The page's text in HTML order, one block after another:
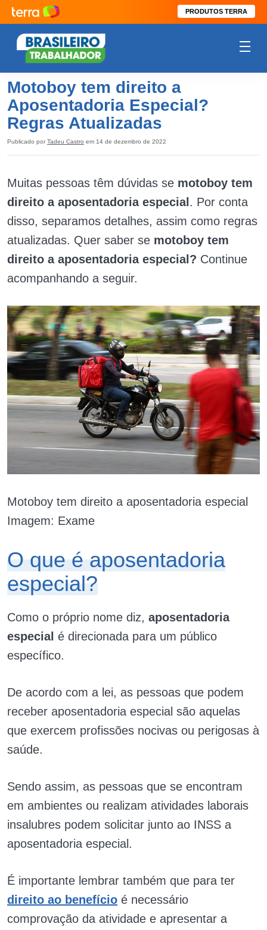
PRODUTOS TERRA
Motoboy tem direito a
Aposentadoria Especial?
Regras Atualizadas
Publicado por Tadeu Castro em 14 de dezembro de 2022
Muitas pessoas têm dúvidas se motoboy tem
direito a aposentadoria especial . Por conta
disso, separamos detalhes, assim como regras
atualizadas. Quer saber se motoboy tem
direito a aposentadoria especial? Continue
acompanhando a seguir.
Motoboy tem direito a aposentadoria especial
Imagem: Exame
O que é aposentadoria
especial?
Como o próprio nome diz, aposentadoria
especial é direcionada para um público
específico.
De acordo com a lei, as pessoas que podem
receber aposentadoria especial são aquelas
que exercem profissões nocivas ou perigosas à
saúde.
Sendo assim, as pessoas que se encontram
em ambientes ou realizam atividades laborais
insalubres podem solicitar junto ao INSS a
aposentadoria especial.
É importante lembrar também que para ter
direito ao benefício é necessário
comprovação da atividade e apresentar a